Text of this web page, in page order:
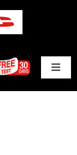
Toggle